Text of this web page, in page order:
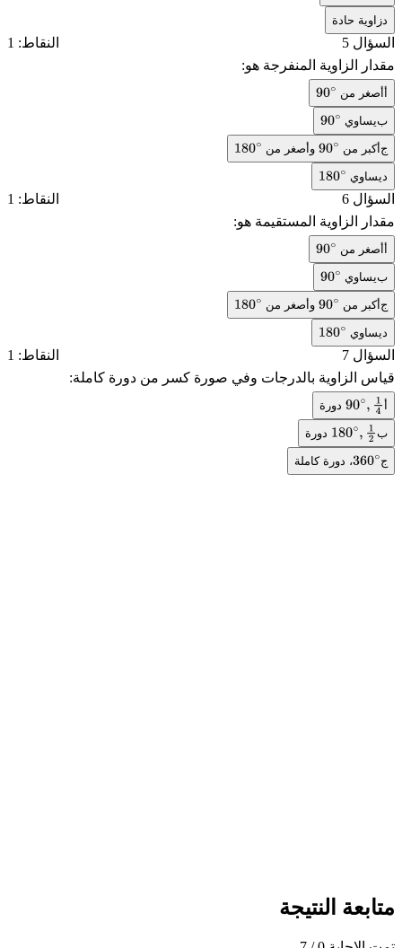
زاوية حادة
السؤال 5
النقاط: 1
مقدار الزاوية المنفرجة هو:
أصغر من 90
بيساوي 90
∘
جأكبر من 90وأصغر من 180
يساوي 180
السؤال 6
النقاط: 1
مقدار الزاوية المستقيمة هو:
أصغر من 90
بيساوي 90
∘
جأكبر من 90وأصغر من 180
يساوي 180
السؤال 7
النقاط: 1
قياس الزاوية بالدرجات وفي صورة كسر من دورة كاملة:
90 ∘ 14 دورة
ب 180 ∘, 12 دورة
ج 360 ∘ ، دورة كاملة
متابعة النتيجة